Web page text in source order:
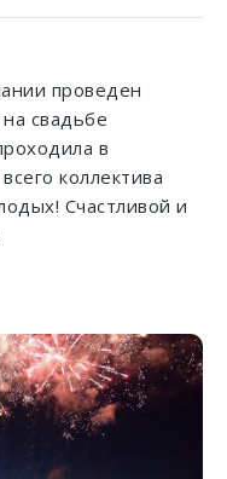
проведен
свадьбе
в
коллектива
Счастливой и